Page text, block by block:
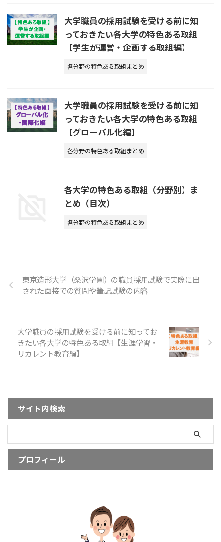
大学職員の採用試験を受ける前に知
っておきたい各大学の特色ある取組
【学生が運営・企画する取組編】
各分野の特色ある取組まとめ
大学職員の採用試験を受ける前に知
っておきたい各大学の特色ある取組
【グローバル化編】
各分野の特色ある取組まとめ
各大学の特色ある取組（分野別）ま
とめ（目次）
各分野の特色ある取組まとめ
東京造形大学（桑沢学園）の職員採用試験で実際に出
された面接での質問や筆記試験の内容
大学職員の採用試験を受ける前に知ってお
きたい各大学の特色ある取組【生涯学習・
リカレント教育編】
サイト内検索
プロフィール